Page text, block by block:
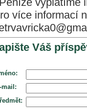
více informací
Váš
mail: